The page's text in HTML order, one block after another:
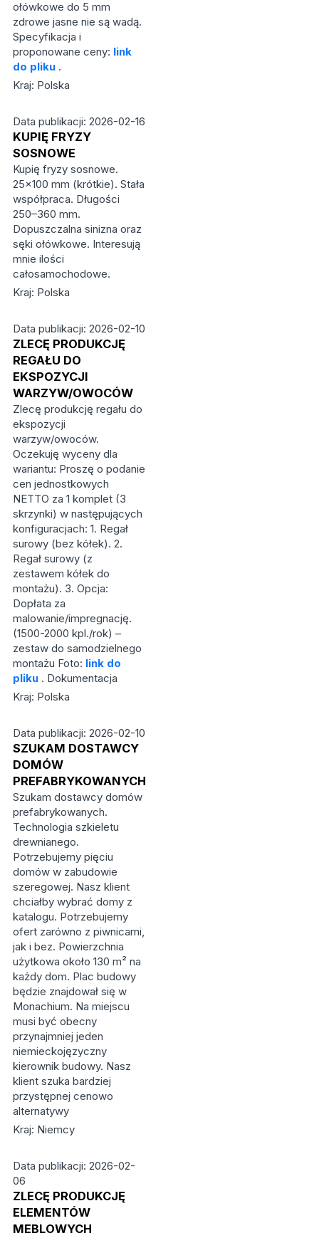
ołówkowe do 5 mm
zdrowe jasne nie są wadą.
Specyfikacja i
proponowane ceny: link
do pliku.
Kraj: Polska
Data publikacji: 2026-02-16
KUPIĘ FRYZY
SOSNOWE
Kupię fryzy sosnowe.
25×100 mm (krótkie). Stała
współpraca. Długości
250–360 mm.
Dopuszczalna sinizna oraz
sęki ołówkowe. Interesują
mnie ilości
całosamochodowe.
Kraj: Polska
Data publikacji: 2026-02-10
ZLECĘ PRODUKCJĘ
REGAŁU DO
EKSPOZYCJI
WARZYW/OWOCÓW
Zlecę produkcję regału do
ekspozycji
warzyw/owoców.
Oczekuję wyceny dla
wariantu: Proszę o podanie
cen jednostkowych
NETTO za 1 komplet (3
skrzynki) w następujących
konfiguracjach: 1. Regał
surowy (bez kółek). 2.
Regał surowy (z
zestawem kółek do
montażu). 3. Opcja:
Dopłata za
malowanie/impregnację.
(1500-2000 kpl./rok) –
zestaw do samodzielnego
montażu Foto: link do
pliku. Dokumentacja
Kraj: Polska
Data publikacji: 2026-02-10
SZUKAM DOSTAWCY
DOMÓW
PREFABRYKOWANYCH
Szukam dostawcy domów
prefabrykowanych.
Technologia szkieletu
drewnianego.
Potrzebujemy pięciu
domów w zabudowie
szeregowej. Nasz klient
chciałby wybrać domy z
katalogu. Potrzebujemy
ofert zarówno z piwnicami,
jak i bez. Powierzchnia
użytkowa około 130 m² na
każdy dom. Plac budowy
będzie znajdował się w
Monachium. Na miejscu
musi być obecny
przynajmniej jeden
niemieckojęzyczny
kierownik budowy. Nasz
klient szuka bardziej
przystępnej cenowo
alternatywy
Kraj: Niemcy
Data publikacji: 2026-02-
06
ZLECĘ PRODUKCJĘ
ELEMENTÓW
MEBLOWYCH